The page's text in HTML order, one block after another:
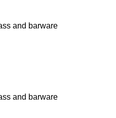
and barware
and barware